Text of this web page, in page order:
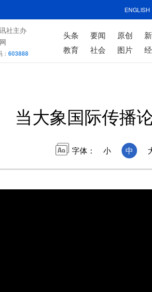
ENGLISH
社主办
603888
头条 要闻 原创
教育
社会 图片
当大象国际传播
字体： 小 中